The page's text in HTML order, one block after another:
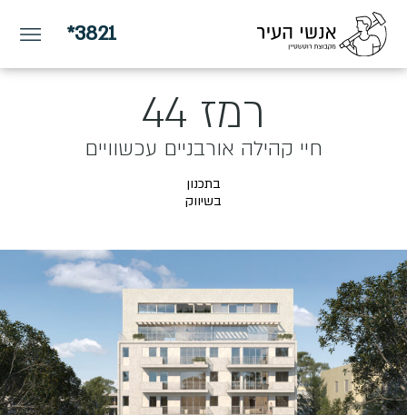
*3821
רמז 44
חיי קהילה אורבניים עכשוויים
בתכנון
בשיווק